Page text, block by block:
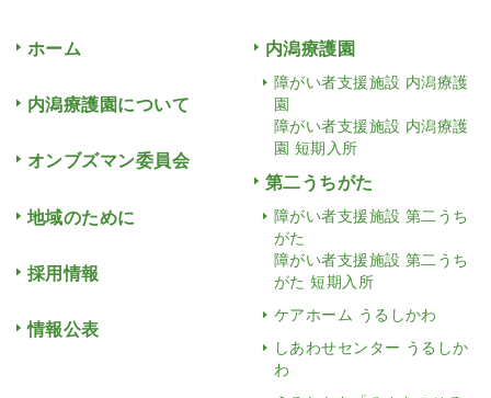
ホーム
内潟療護園について
オンブズマン委員会
地域のために
採用情報
情報公表
内潟療護園
障がい者支援施設 内潟療護
園
障がい者支援施設 内潟療護
園 短期入所
第二うちがた
障がい者支援施設 第二うち
がた
障がい者支援施設 第二うち
がた 短期入所
ケアホーム うるしかわ
しあわせセンター うるしか
わ